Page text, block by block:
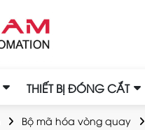
THIẾT BỊ ĐÓNG CẮT
Bộ mã hóa vòng quay